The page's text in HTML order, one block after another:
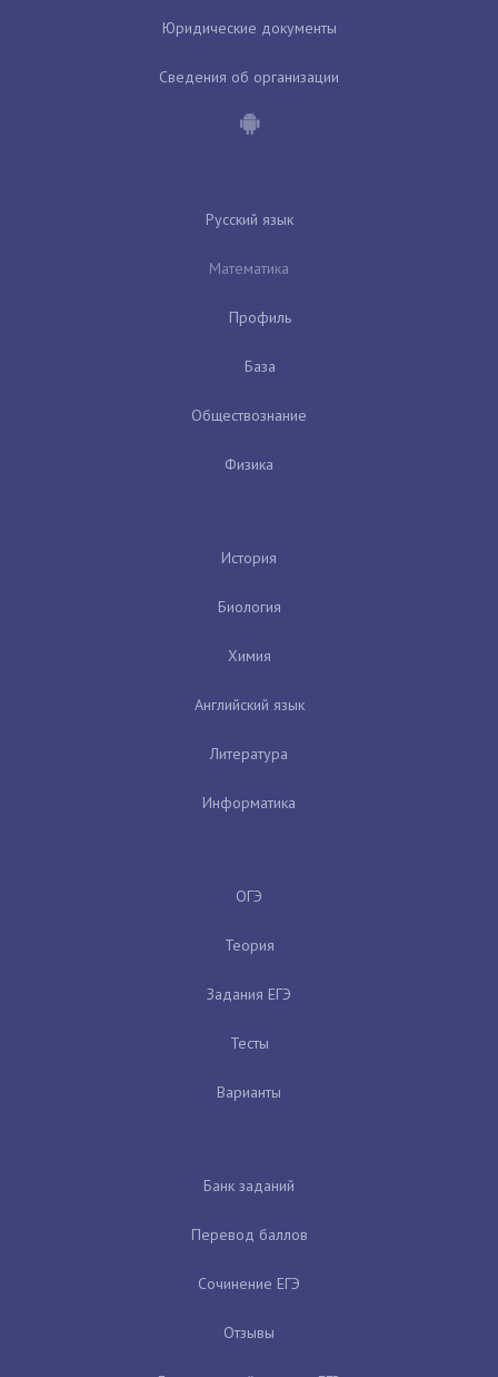
Юридические документы
Сведения об организации
Русский язык
Математика
Профиль
База
Обществознание
Физика
История
Биология
Химия
Английский язык
Литература
Информатика
ОГЭ
Теория
Задания ЕГЭ
Тесты
Варианты
Банк заданий
Перевод баллов
Сочинение ЕГЭ
Отзывы